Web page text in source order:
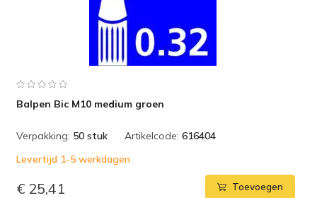
Balpen Bic M10 medium groen
Verpakking: 50 stuk Artikelcode: 616404
Levertijd 1-5 werkdagen
€ 25,41 Toevoegen